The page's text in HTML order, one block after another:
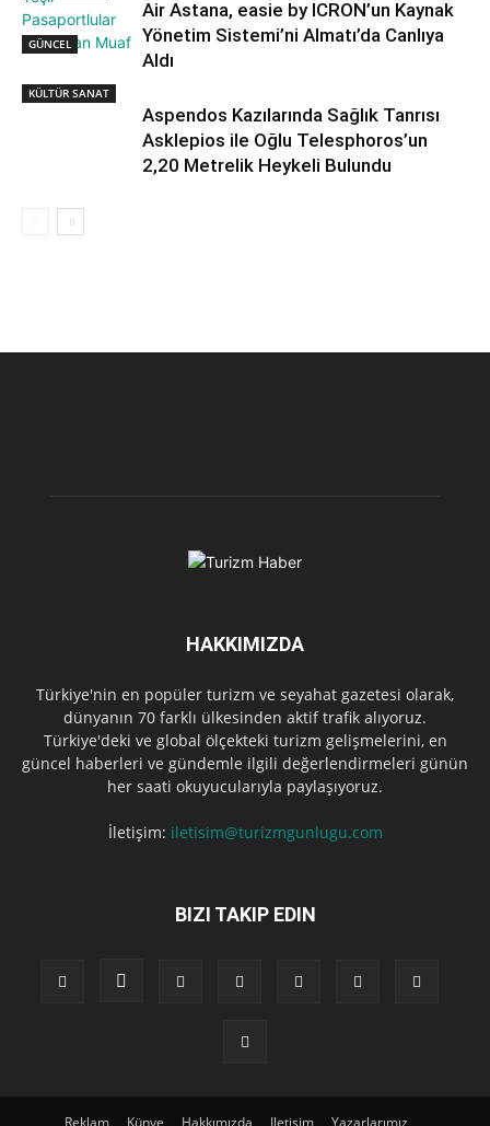
GÜNCEL
Air Astana, easie by ICRON’un Kaynak
Yönetim Sistemi’ni Almatı’da Canlıya
Aldı
KÜLTÜR SANAT
Aspendos Kazılarında Sağlık Tanrısı
Asklepios ile Oğlu Telesphoros’un
2,20 Metrelik Heykeli Bulundu
HAKKIMIZDA
Türkiye'nin en popüler turizm ve seyahat gazetesi olarak,
dünyanın 70 farklı ülkesinden aktif trafik alıyoruz.
Türkiye'deki ve global ölçekteki turizm gelişmelerini, en
güncel haberleri ve gündemle ilgili değerlendirmeleri günün
her saati okuyucularıyla paylaşıyoruz.
İletişim: iletisim@turizmgunlugu.com
BIZI TAKIP EDIN